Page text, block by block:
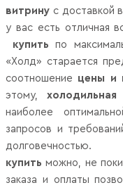
витрину с доставкой
у вас есть отличная
купить по
«Холд» старается
соотношение цены и
этому,
наиболее
запросов и
долговечностью.
купить можно, не
заказа и оплаты